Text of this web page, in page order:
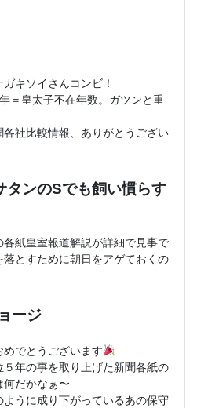
キソイさんコンビ！
＝皇太子不在年数。ガツンと重
社比較情報、ありがとうござい
タンのSでも飼い慣らす
紙皇室報道解説が詳細で見事で
落とすために朝日をアゲておくの
ージ
でとうございます
５年の事を取り上げた新聞各紙の
何だかなぁ〜
ように成り下がっているあの保守